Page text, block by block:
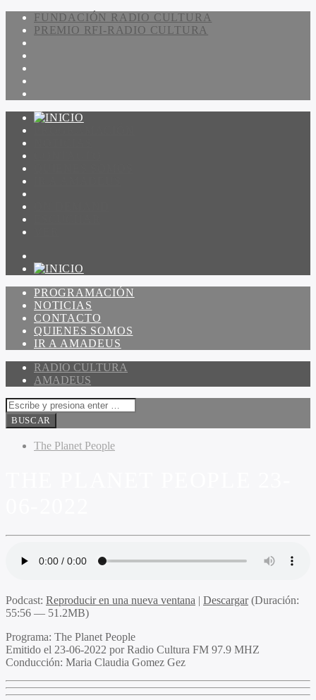
FUNDACIÓN RADIO CULTURA
PREMIO RFI-RADIO CULTURA
PROGRAMACIÓN
NOTICIAS
CONTACTO
QUIENES SOMOS
IR A AMADEUS
RADIO CULTURA
AMADEUS
The Planet People
Podcast: Reproducir en una nueva ventana | Descargar(Duración:
55:56 — 51.2MB)
Programa: The Planet People
Emitido el 23-06-2022 por Radio Cultura FM 97.9 MHZ
Conducción: Maria Claudia Gomez Gez